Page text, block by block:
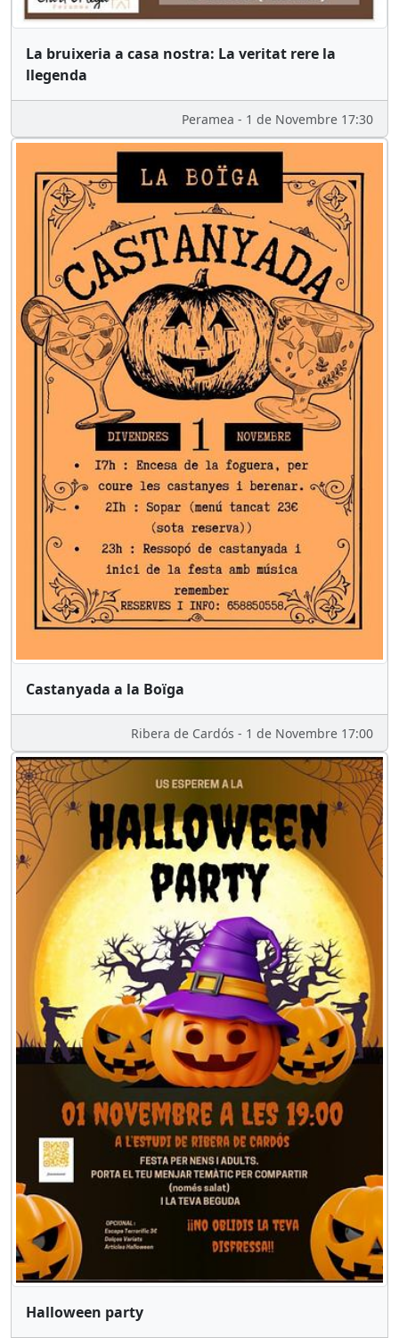
La bruixeria a casa nostra: La veritat rere la
llegenda
Peramea - 1 de Novembre 17:30
Castanyada a la Boïga
Ribera de Cardós - 1 de Novembre 17:00
Halloween party